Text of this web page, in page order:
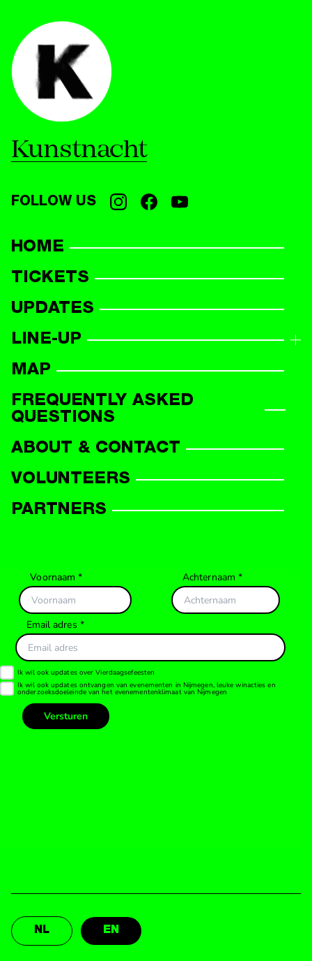
Kunstnacht
FOLLOW US
HOME
TICKETS
UPDATES
LINE-UP
LINE-UP OVERVIEW
MAP
FREQUENTLY ASKED
QUESTIONS
ABOUT & CONTACT
VOLUNTEERS
PARTNERS
NL EN